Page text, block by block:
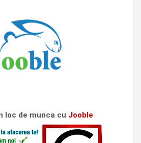
loc de munca cu Jooble